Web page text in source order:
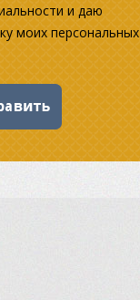
и даю
моих персональных